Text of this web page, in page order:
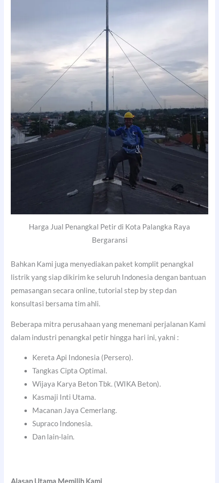
Harga Jual Penangkal Petir di Kota Palangka Raya
Bergaransi
Bahkan Kami juga menyediakan paket komplit penangkal
listrik yang siap dikirim ke seluruh Indonesia dengan bantuan
pemasangan secara online, tutorial step by step dan
konsultasi bersama tim ahli.
Beberapa mitra perusahaan yang menemani perjalanan Kami
dalam industri penangkal petir hingga hari ini, yakni :
Kereta Api Indonesia (Persero).
Tangkas Cipta Optimal.
Wijaya Karya Beton Tbk. (WIKA Beton).
Kasmaji Inti Utama.
Macanan Jaya Cemerlang.
Supraco Indonesia.
Dan lain-lain.
Alasan Utama Memilih Kami